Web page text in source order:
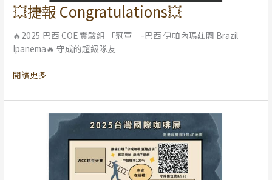
💥捷報 Congratulations💥
🔥2025 巴西 COE 實驗組 「冠軍」-巴西 伊帕內瑪莊園 Brazil
Ipanema🔥 守成的超級隊友
💥
捷
報
Congratulations
閱讀更多